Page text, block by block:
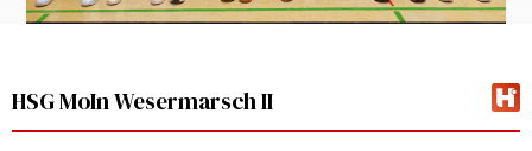
HSG MoIn Wesermarsch II